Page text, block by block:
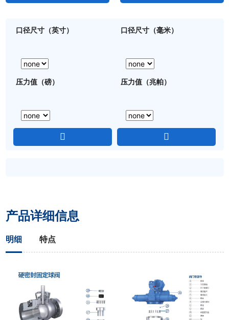
压力值（磅） 压力值（兆帕）
口径尺寸（毫米）
口径尺寸（英寸）
产品详细信息
明细 特点